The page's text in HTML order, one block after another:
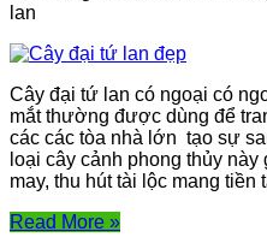
lan
Cây đại tứ lan có ngoại có
mắt thường được dùng để
các các tòa nhà lớn tạo sự
loại cây cảnh phong thủy
may, thu hút tài lộc mang tiền
Read More »